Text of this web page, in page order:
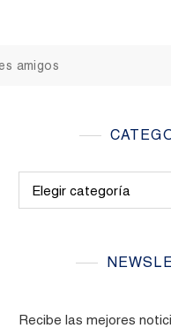
amigos
Recibe las mejores